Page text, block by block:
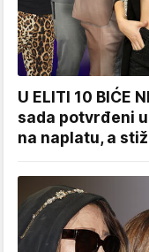
U ELITI 10 BIĆE
sada potvrđeni
na naplatu, a